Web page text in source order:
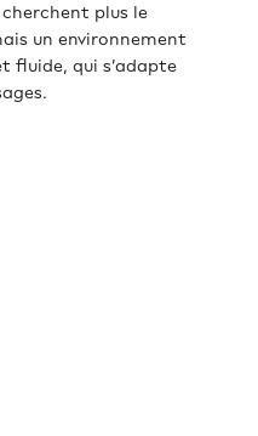
plus le
un environnement
fluide, qui s’adapte